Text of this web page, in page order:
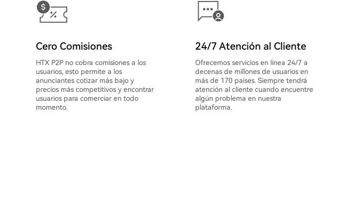
Cero Comisiones
HTX P2P no cobra comisiones a los
usuarios, esto permite a los
anunciantes cotizar más bajo y
precios más competitivos y encontrar
usuarios para comerciar en todo
momento.
24/7 Atención al Cliente
Ofrecemos servicios en línea 24/7 a
decenas de millones de usuarios en
más de 170 paises. Siempre tendrá
atención al cliente cuando encuentre
algún problema en nuestra
plataforma.